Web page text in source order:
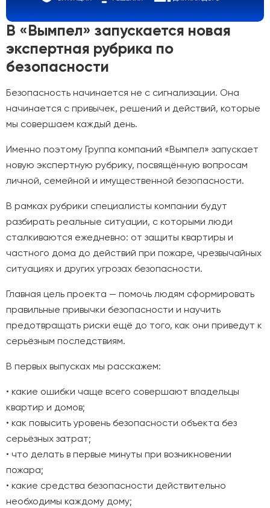
В «Вымпел» запускается новая
экспертная рубрика по
безопасности
Безопасность начинается не с сигнализации. Она
начинается с привычек, решений и действий, которые
мы совершаем каждый день.
Именно поэтому Группа компаний «Вымпел» запускает
новую экспертную рубрику, посвящённую вопросам
личной, семейной и имущественной безопасности.
В рамках рубрики специалисты компании будут
разбирать реальные ситуации, с которыми люди
сталкиваются ежедневно: от защиты квартиры и
частного дома до действий при пожаре, чрезвычайных
ситуациях и других угрозах безопасности.
Главная цель проекта — помочь людям сформировать
правильные привычки безопасности и научить
предотвращать риски ещё до того, как они приведут к
серьёзным последствиям.
В первых выпусках мы расскажем:
• какие ошибки чаще всего совершают владельцы
квартир и домов;
• как повысить уровень безопасности объекта без
серьёзных затрат;
• что делать в первые минуты при возникновении
пожара;
• какие средства безопасности действительно
необходимы каждому дому;